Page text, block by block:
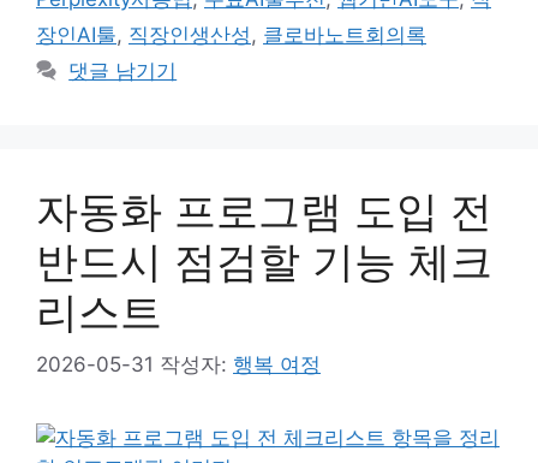
리
장인AI툴, 직장인생산성 , 클로바노트회의록
댓글 남기기
자동화 프로그램 도입 전
반드시 점검할 기능 체크
리스트
2026-05-31 작성자: 행복 여정